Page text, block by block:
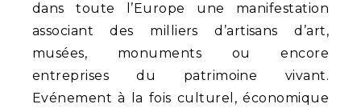
dans toute l’Europe une manifestation
associant des milliers d’artisans d’art,
musées, monuments ou encore
entreprises du patrimoine vivant.
Evénement à la fois culturel, économique